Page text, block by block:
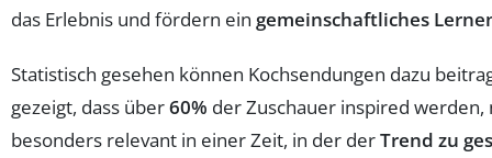
das Erlebnis und fördern ein gemeinschaftliches
Statistisch gesehen können Kochsendungen dazu
gezeigt, dass über60% der Zuschauer inspired
besonders relevant in einer Zeit, in der derTrend zu